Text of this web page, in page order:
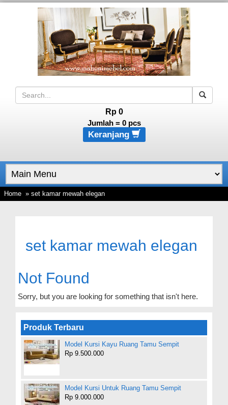
Rp 0
Jumlah = 0pcs
Keranjang
Home » set kamar mewah elegan
set kamar mewah elegan
Not Found
Sorry, but you are looking for something that isn't here.
Produk Terbaru
Model Kursi Kayu Ruang Tamu Sempit
Rp 9.500.000
Model Kursi Untuk Ruang Tamu Sempit
Rp 9.000.000